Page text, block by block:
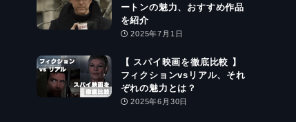
ートンの魅力、おすすめ作品
を紹介
2025年7月1日
【 スパイ映画を徹底比較 】
フィクションvsリアル、それ
ぞれの魅力とは？
2025年6月30日